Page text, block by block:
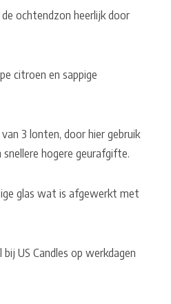
ochtendzon heerlijk door
citroen en sappige
3 lonten, door hier gebruik
hogere geurafgifte.
glas wat is afgewerkt met
US Candles op werkdagen